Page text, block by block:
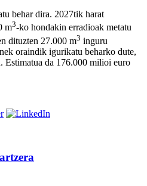
behar dira. 2027tik harat
m3-ko hondakin erradioak metatu
dituzten 27.000 m3 inguru
oraindik igurikatu beharko dute,
Estimatua da 176.000 milioi euro